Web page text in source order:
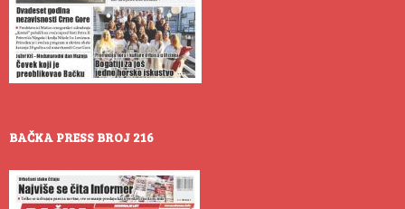
BAČKA PRESS BROJ 216